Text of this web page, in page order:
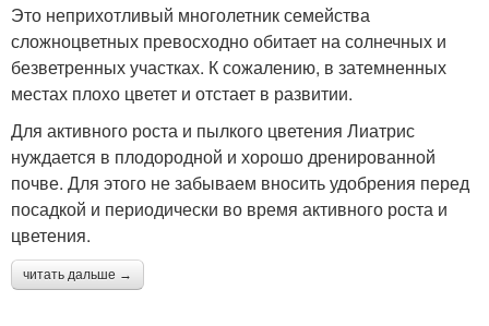
Это неприхотливый многолетник семейства
сложноцветных превосходно обитает на солнечных и
безветренных участках. К сожалению, в затемненных
местах плохо цветет и отстает в развитии.
Для активного роста и пылкого цветения Лиатрис
нуждается в плодородной и хорошо дренированной
почве. Для этого не забываем вносить удобрения перед
посадкой и периодически во время активного роста и
цветения.
читать дальше →